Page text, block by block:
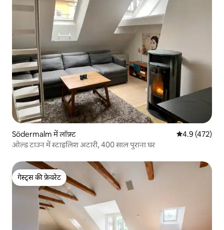
Södermalm में लॉफ़्ट औसत रेटिंग 5 में
4.9 (472)
ओल्ड टाउन में स्टाइलिश अटारी, 400 साल पुराना घर
गेस्ट्स की फ़ेवरेट
गेस्ट्स की फ़ेवरेट